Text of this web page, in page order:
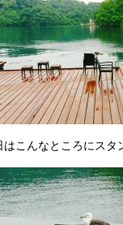
はこんなところにスタ